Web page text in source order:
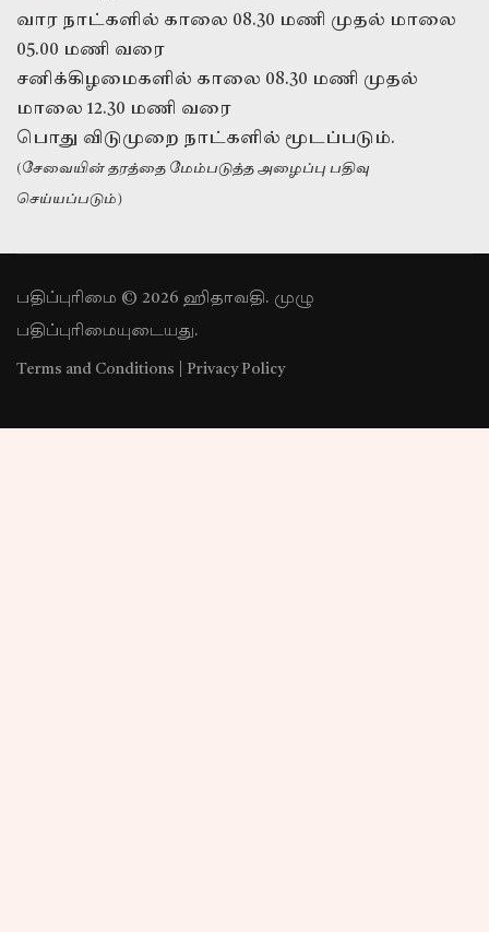
வார நாட்களில் காலை 08.30 மணி முதல் மாலை
05.00 மணி வரை
சனிக்கிழமைகளில் காலை 08.30 மணி முதல்
மாலை 12.30 மணி வரை
பொது விடுமுறை நாட்களில் மூடப்படும்.
(சேவையின் தரத்தை மேம்படுத்த அழைப்பு பதிவு
செய்யப்படும்)
பதிப்புரிமை © 2026 ஹிதாவதி. முழு
பதிப்புரிமையுடையது.
Terms and Conditions Privacy Policy